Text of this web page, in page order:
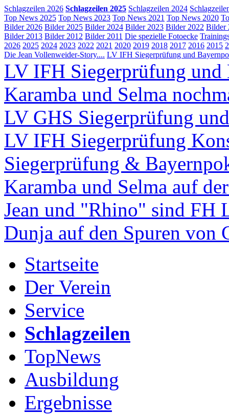
Schlagzeilen 2026 Schlagzeilen 2025 Schlagzeilen 2024
Top News 2025 Top News 2023 Top News 2021 Top News 2020
Bilder 2026 Bilder 2025 Bilder 2024 Bilder 2023 Bilder 2022 Bilder
Bilder 2013 Bilder 2012 Bilder 2011 Die spezielle Fotoecke
2026 2025 2024 2023 2022 2021 2020 2019 2018 2017 2016 2015
Die Jean Vollenweider-Story.... LV IFH Siegerprüfung und
LV IFH Siegerprüfung
Karamba und Selma
LV GHS Siegerprüfung
LV IFH Siegerprüfung
Siegerprüfung &
Karamba und Selma auf
Jean und "Rhino" sind FH
Dunja auf den Spuren von
Startseite
Der Verein
Service
Schlagzeilen
TopNews
Ausbildung
Ergebnisse